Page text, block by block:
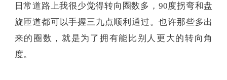
日常道路上我很少觉得转向圈数多，90度拐弯和盘
旋匝道都可以手握三九点顺利通过。也许那些多出
来的圈数，就是为了拥有能比别人更大的转向角
度。